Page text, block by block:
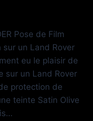
Pose de Film
sur un Land Rover
eu le plaisir de
sur un Land Rover
protection de
teinte Satin Olive